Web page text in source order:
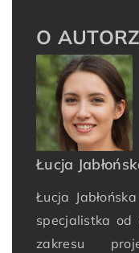
O
Łucja
Łucja
specjalistka od
zakresu